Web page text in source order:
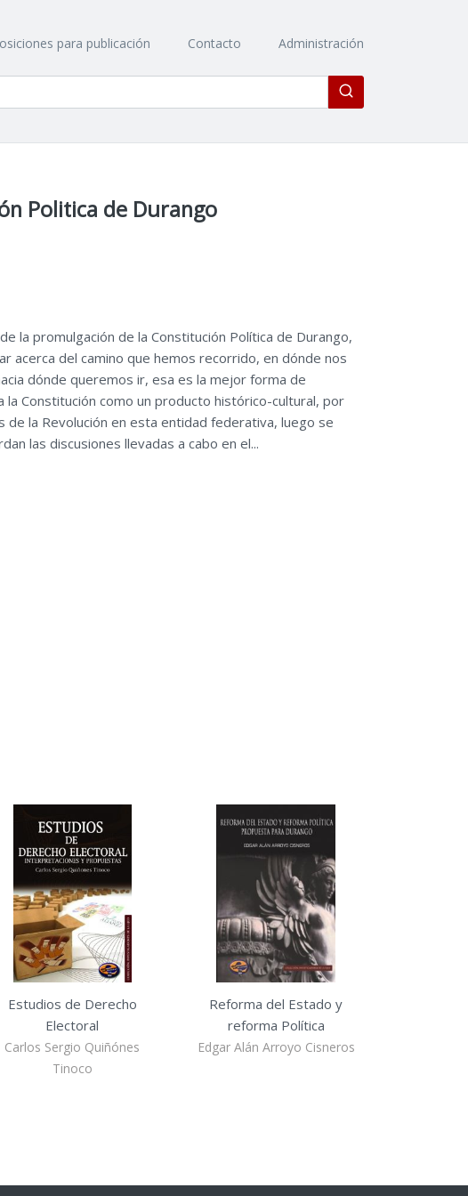
para publicación Contacto Administración
Politica de Durango
la promulgación de la Constitución Política de Durango,
acerca del camino que hemos recorrido, en dónde nos
dónde queremos ir, esa es la mejor forma de
Constitución como un producto histórico-cultural, por
la Revolución en esta entidad federativa, luego se
las discusiones llevadas a cabo en el...
Estudios de Derecho
Electoral
Carlos Sergio Quiñónes
Tinoco
Reforma del Estado y
reforma Política
Edgar Alán Arroyo Cisneros